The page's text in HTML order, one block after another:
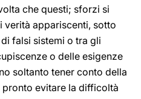
che questi; sforzi si
appariscenti, sotto
falsi sistemi o tra gli
o delle esigenze
soltanto tener conto della
evitare la difficoltà